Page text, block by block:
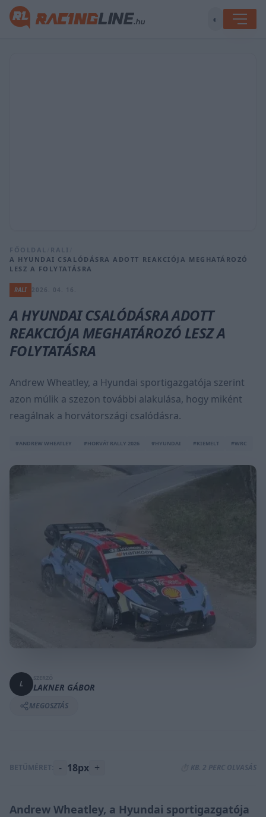
◐
FŐOLDAL RALI
A HYUNDAI CSALÓDÁSRA ADOTT REAKCIÓJA MEGHATÁROZÓ
LESZ A FOLYTATÁSRA
RALI
A HYUNDAI CSALÓDÁSRA ADOTT
REAKCIÓJA MEGHATÁROZÓ LESZ A
FOLYTATÁSRA
Andrew Wheatley, a Hyundai sportigazgatója szerint
azon múlik a szezon további alakulása, hogy miként
reagálnak a horvátországi csalódásra.
#ANDREW WHEATLEY #HORVÁT RALLY 2026 #HYUNDAI #KIEMELT #WRC
L LAKNER GÁBOR
MEGOSZTÁS
BETŰMÉRET: - 18px + ⏱️ KB. 2 PERC OLVASÁS
Andrew Wheatley, a Hyundai sportigazgatója